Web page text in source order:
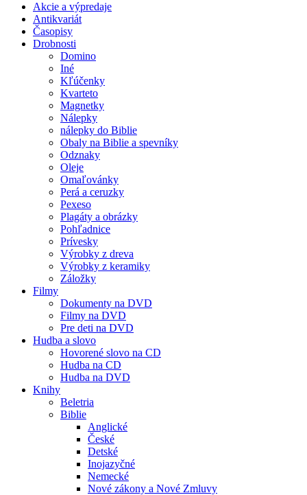
Akcie a výpredaje
Antikvariát
Časopisy
Drobnosti
Domino
Iné
Kľúčenky
Kvarteto
Magnetky
Nálepky
nálepky do Biblie
Obaly na Biblie a spevníky
Odznaky
Oleje
Omaľovánky
Perá a ceruzky
Pexeso
Plagáty a obrázky
Pohľadnice
Prívesky
Výrobky z dreva
Výrobky z keramiky
Záložky
Filmy
Dokumenty na DVD
Filmy na DVD
Pre deti na DVD
Hudba a slovo
Hovorené slovo na CD
Hudba na CD
Hudba na DVD
Knihy
Beletria
Biblie
Anglické
České
Detské
Inojazyčné
Nemecké
Nové zákony a Nové Zmluvy